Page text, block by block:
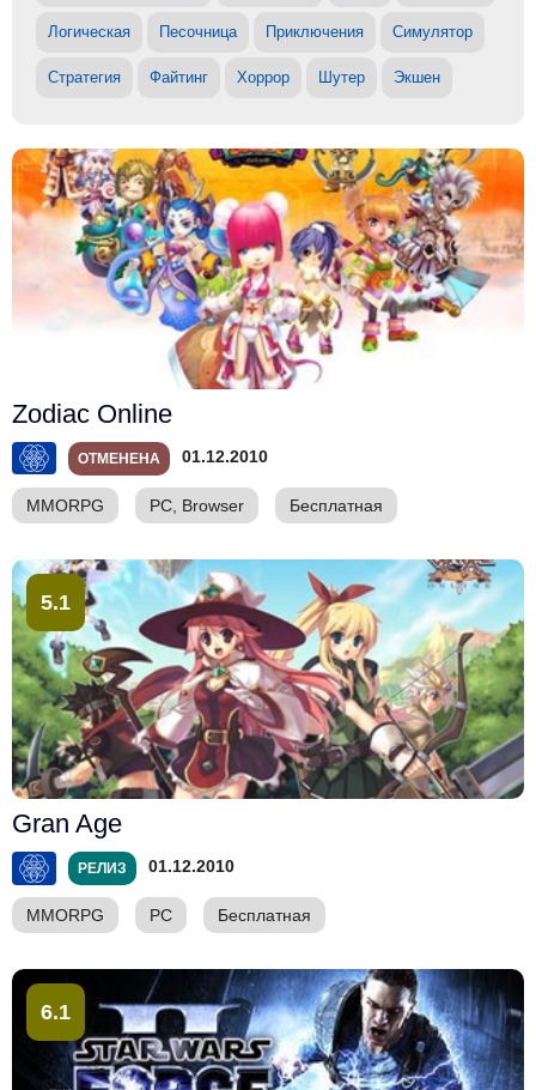
Логическая Песочница Приключения Симулятор
Стратегия Файтинг Хоррор Шутер Экшен
Zodiac Online
ОТМЕНЕНА 01.12.2010
MMORPG PC, Browser Бесплатная
5.1
Gran Age
РЕЛИЗ 01.12.2010
MMORPG PC Бесплатная
6.1